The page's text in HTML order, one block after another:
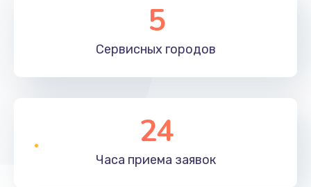
5
Сервисных городов
24
Часа приема заявок